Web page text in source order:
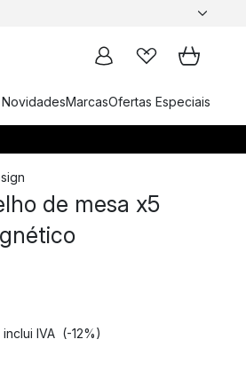
NovidadesMarcasOfertas Especiais
de mesa x5
inclui IVA (-12%)